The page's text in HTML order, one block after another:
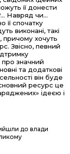
її донести
Навряд чи...
її спочатку
виконані, такі
причому хочуть
Звісно, певний
значний
та додаткові
він буде
ресурс це
ідеєю і
до влади